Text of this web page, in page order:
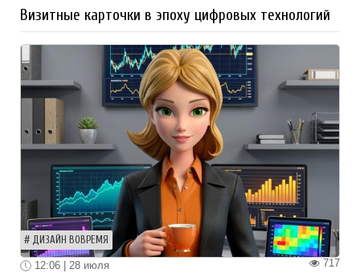
Визитные карточки в эпоху цифровых технологий
ДИЗАЙН ВОВРЕМЯ
717
12:06 | 28 июля